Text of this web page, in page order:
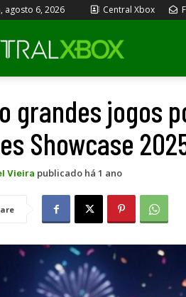
agosto 6, 2026 Central Xbox
Xbox
grandes jogos
Showcase
Vieira publicado há 1 ano